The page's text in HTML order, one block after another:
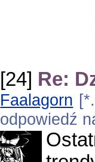
[24] Re:
Faalagorn
odpowiedź